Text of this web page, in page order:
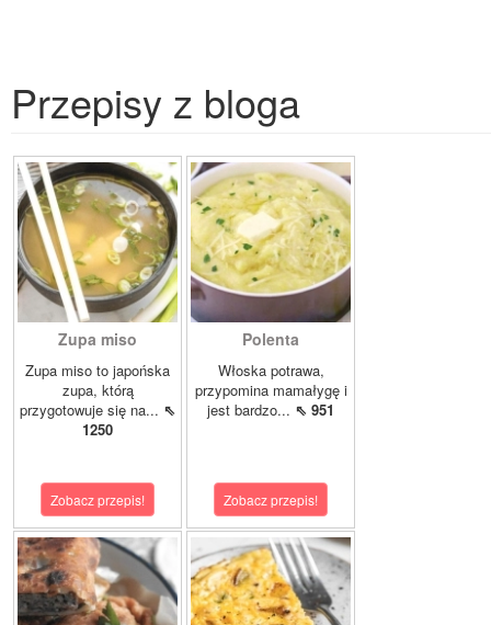
Przepisy z bloga
Zupa miso
Zupa miso to japońska
zupa, którą
przygotowuje się na... ⇖
1250
Zobacz przepis!
Polenta
Włoska potrawa,
przypomina mamałygę i
jest bardzo... ⇖ 951
Zobacz przepis!